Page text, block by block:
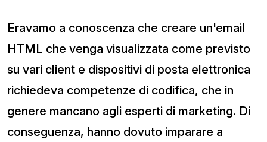
Eravamo a conoscenza che creare un'email
HTML che venga visualizzata come previsto
su vari client e dispositivi di posta elettronica
richiedeva competenze di codifica, che in
genere mancano agli esperti di marketing. Di
conseguenza, hanno dovuto imparare a